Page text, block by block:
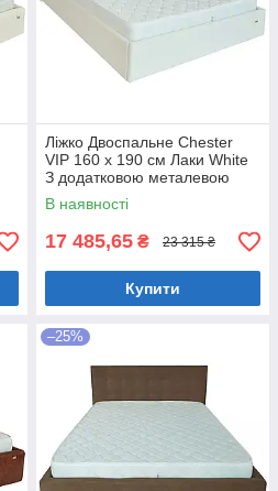
Ліжко Двоспальне Chester
VIP 160 х 190 см Лаки White
З додатковою металевою
цільнозварною рамою Білий
В наявності
17 485,65 ₴ 23 315 ₴
Купити
–25%